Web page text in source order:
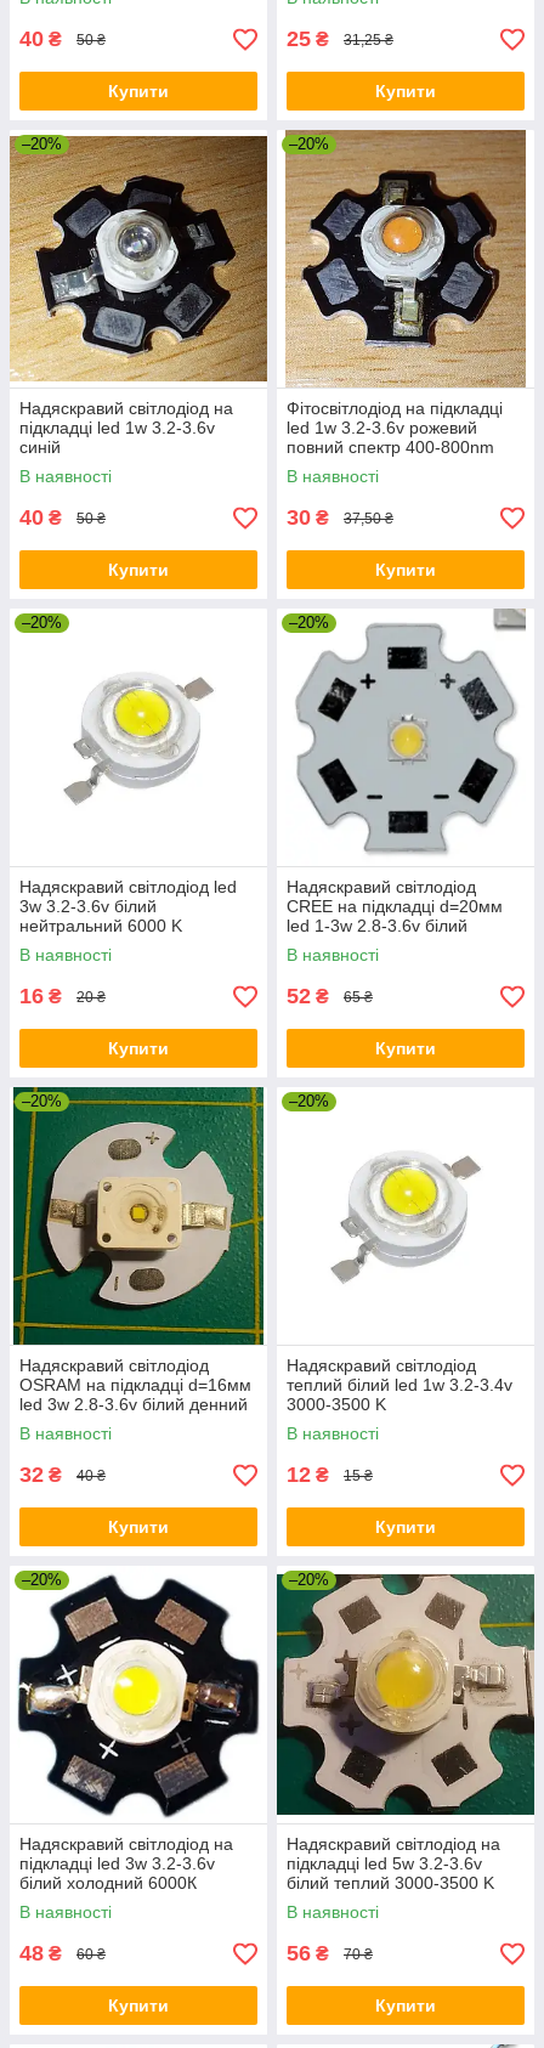
40 ₴ 50 ₴
Купити
25 ₴ 31,25 ₴
Купити
–20%
Надяскравий світлодіод на
підкладці led 1w 3.2-3.6v
синій
В наявності
40 ₴ 50 ₴
Купити
–20%
Фітосвітлодіод на підкладці
led 1w 3.2-3.6v рожевий
повний спектр 400-800nm
В наявності
30 ₴ 37,50 ₴
Купити
–20%
Надяскравий світлодіод led
3w 3.2-3.6v білий
нейтральний 6000 K
В наявності
16 ₴ 20 ₴
Купити
–20%
Надяскравий світлодіод
CREE на підкладці d=20мм
led 1-3w 2.8-3.6v білий
нейтральний
В наявності
52 ₴ 65 ₴
Купити
–20%
Надяскравий світлодіод
OSRAM на підкладці d=16мм
led 3w 2.8-3.6v білий денний
В наявності
32 ₴ 40 ₴
Купити
–20%
Надяскравий світлодіод
теплий білий led 1w 3.2-3.4v
3000-3500 K
В наявності
12 ₴ 15 ₴
Купити
–20%
Надяскравий світлодіод на
підкладці led 3w 3.2-3.6v
білий холодний 6000К
В наявності
48 ₴ 60 ₴
Купити
–20%
Надяскравий світлодіод на
підкладці led 5w 3.2-3.6v
білий теплий 3000-3500 K
В наявності
56 ₴ 70 ₴
Купити